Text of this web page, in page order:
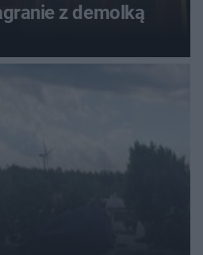
z demolką